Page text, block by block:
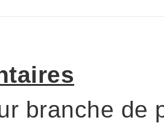
branche de